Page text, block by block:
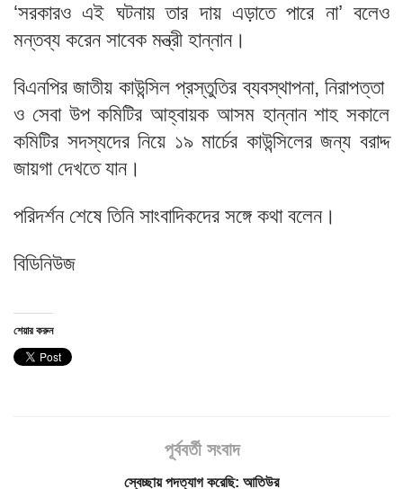
‘সরকারও এই ঘটনায় তার দায় এড়াতে পারে না’ বলেও
মন্তব্য করেন সাবেক মন্ত্রী হান্নান।
বিএনপির জাতীয় কাউন্সিল প্রস্তুতির ব্যবস্থাপনা, নিরাপত্তা
ও সেবা উপ কমিটির আহ্বায়ক আসম হান্নান শাহ সকালে
কমিটির সদস্যদের নিয়ে ১৯ মার্চের কাউন্সিলের জন্য বরাদ্দ
জায়গা দেখতে যান।
পরিদর্শন শেষে তিনি সাংবাদিকদের সঙ্গে কথা বলেন।
বিডিনিউজ
শেয়ার করুন
পূর্ববর্তী সংবাদ
স্বেচ্ছায় পদত্যাগ করেছি: আতিউর